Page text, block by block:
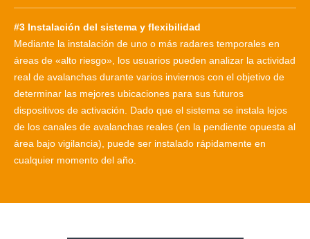
#3 Instalación del sistema y flexibilidad
Mediante la instalación de uno o más radares temporales en
áreas de «alto riesgo», los usuarios pueden analizar la actividad
real de avalanchas durante varios inviernos con el objetivo de
determinar las mejores ubicaciones para sus futuros
dispositivos de activación. Dado que el sistema se instala lejos
de los canales de avalanchas reales (en la pendiente opuesta al
área bajo vigilancia), puede ser instalado rápidamente en
cualquier momento del año.